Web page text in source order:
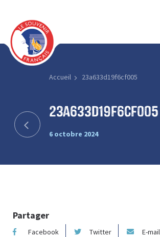
Accueil 23a633d19f6cf005
23a633d19f6cf005
6 octobre 2024
Partager
Facebook Twitter E-mail